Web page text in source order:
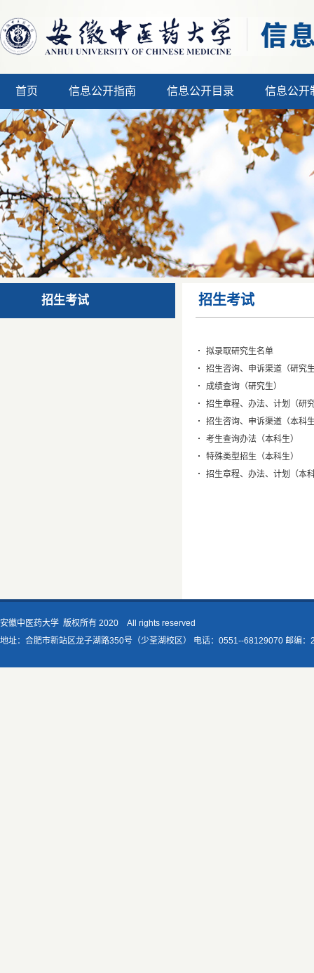
首页 信息公开指南 信息公开目录 信息公开
招生考试 招生考试
拟录取研究生名单
招生咨询、申诉渠道（研究
成绩查询（研究生）
招生章程、办法、计划（研
招生咨询、申诉渠道（本科
考生查询办法（本科生）
特殊类型招生（本科生）
招生章程、办法、计划（本
安徽中医药大学 版权所有 2020 All rights reserved
地址：合肥市新站区龙子湖路350号（少荃湖校区） 电话：0551--68129070 邮编